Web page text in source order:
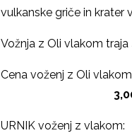
vulkanske griče in krater
Vožnja z Oli vlakom
Cena voženj z Oli
3,00 eur
URNIK voženj z vlakom: